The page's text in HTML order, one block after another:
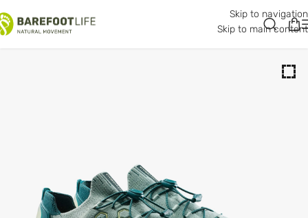
Skip to navigation
Skip to main content